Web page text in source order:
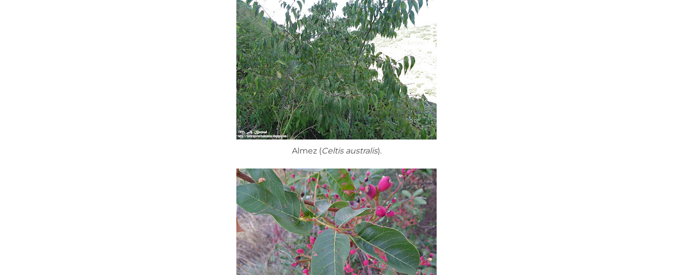
Almez (Celtis australis).